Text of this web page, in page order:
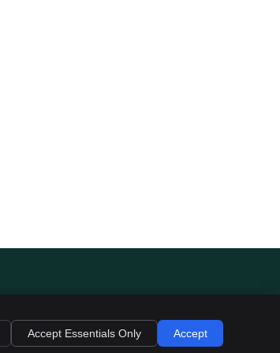
Accept Essentials Only Accept